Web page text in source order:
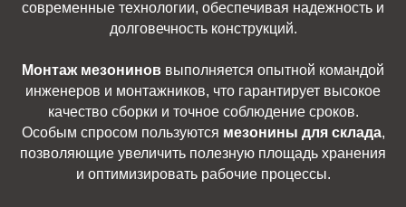
современные технологии, обеспечивая надежность и
долговечность конструкций.
Монтаж мезонинов выполняется опытной командой
инженеров и монтажников, что гарантирует высокое
качество сборки и точное соблюдение сроков.
Особым спросом пользуются мезонины для склада,
позволяющие увеличить полезную площадь хранения
и оптимизировать рабочие процессы.